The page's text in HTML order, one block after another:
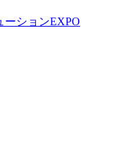
ーションEXPO